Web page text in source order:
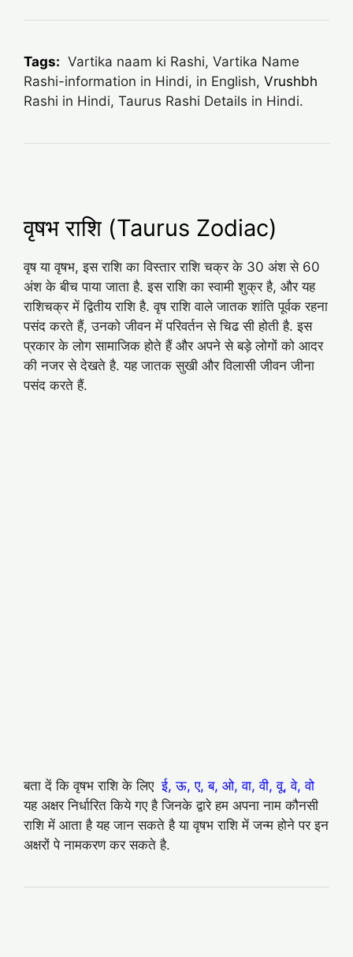
Tags: Vartika naam ki Rashi, Vartika Name
Rashi-information in Hindi, in English, Vrushbh
Rashi in Hindi, Taurus Rashi Details in Hindi.
वृषभ राशि (Taurus Zodiac)
वृष या वृषभ, इस राशि का विस्तार राशि चक्र के 30 अंश से 60
अंश के बीच पाया जाता है. इस राशि का स्वामी शुक्र है, और यह
राशिचक्र में द्वितीय राशि है. वृष राशि वाले जातक शांति पूर्वक रहना
पसंद करते हैं, उनको जीवन में परिवर्तन से चिढ सी होती है. इस
प्रकार के लोग सामाजिक होते हैं और अपने से बड़े लोगों को आदर
की नजर से देखते है. यह जातक सुखी और विलासी जीवन जीना
पसंद करते हैं.
बता दें कि वृषभ राशि के लिएई, ऊ, ए, ब, ओ, वा, वी, वू, वे, वो
यह अक्षर निर्धारित किये गए है जिनके द्वारे हम अपना नाम कौनसी
राशि में आता है यह जान सकते है या वृषभ राशि में जन्म होने पर इन
अक्षरों पे नामकरण कर सकते है.